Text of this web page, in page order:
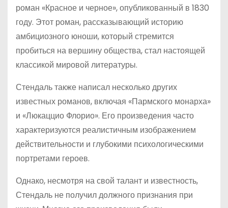
роман «Красное и черное», опубликованный в 1830
году. Этот роман, рассказывающий историю
амбициозного юноши, который стремится
пробиться на вершину общества, стал настоящей
классикой мировой литературы.
Стендаль также написал несколько других
известных романов, включая «Пармского монарха»
и «Люкаццио Флорио». Его произведения часто
характеризуются реалистичным изображением
действительности и глубокими психологическими
портретами героев.
Однако, несмотря на свой талант и известность,
Стендаль не получил должного признания при